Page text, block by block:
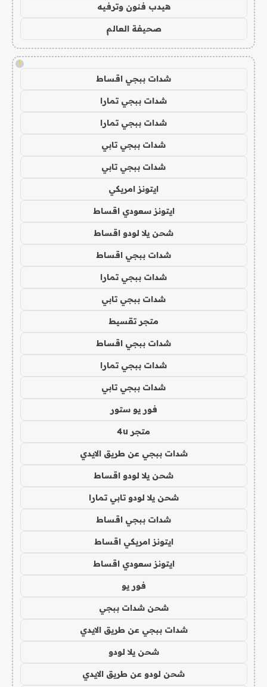
هيدب فنون وترفيه
صحيفة العالم
!
شدات ببجي اقساط
شدات ببجي تمارا
شدات ببجي تمارا
شدات ببجي تابي
شدات ببجي تابي
ايتونز امريكي
ايتونز سعودي اقساط
شحن يلا لودو اقساط
شدات ببجي اقساط
شدات ببجي تمارا
شدات ببجي تابي
متجر تقسيط
شدات ببجي اقساط
شدات ببجي تمارا
شدات ببجي تابي
فور يو ستور
متجر 4u
شدات ببجي عن طريق الايدي
شحن يلا لودو اقساط
شحن يلا لودو تابي تمارا
شدات ببجي اقساط
ايتونز امريكي اقساط
ايتونز سعودي اقساط
فور يو
شحن شدات ببجي
شدات ببجي عن طريق الايدي
شحن يلا لودو
شحن لودو عن طريق الايدي